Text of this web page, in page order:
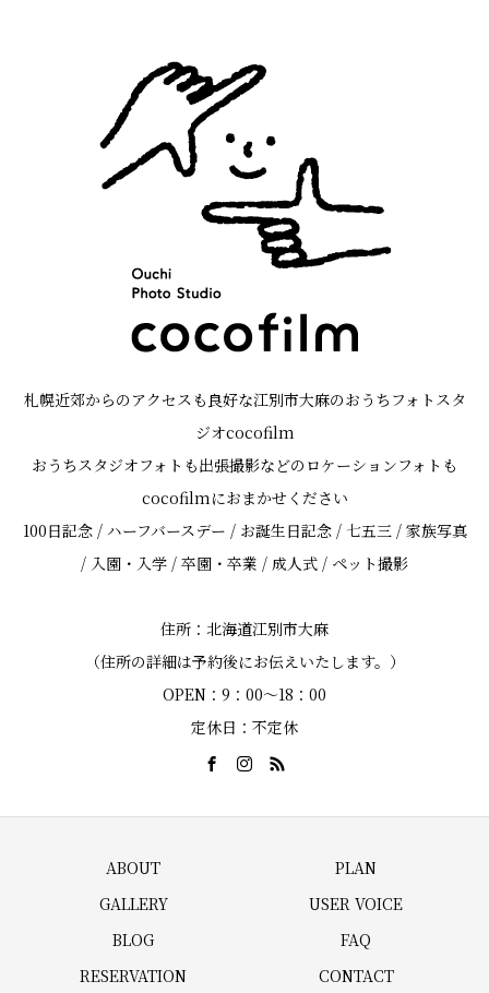
札幌近郊からのアクセスも良好な江別市大麻のおうちフォトスタ
ジオcocofilm
おうちスタジオフォトも出張撮影などのロケーションフォトも
cocofilmにおまかせください
100日記念 / ハーフバースデー / お誕生日記念 / 七五三 / 家族写真
/ 入園・入学 / 卒園・卒業 / 成人式 / ペット撮影
住所：北海道江別市大麻
（住所の詳細は予約後にお伝えいたします。）
OPEN：9：00～18：00
定休日：不定休
ABOUT
PLAN
GALLERY
USER VOICE
BLOG
FAQ
RESERVATION
CONTACT